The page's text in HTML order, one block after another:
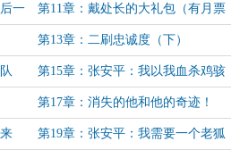
下）（求订阅）
一 第11章：戴处长的大礼包（有月票
吗？）
第13章：二刷忠诚度（下）
第15章：张安平：我以我血杀鸡骇
猴
第17章：消失的他和他的奇迹！
（求月票！）
第19章：张安平：我需要一个老狐